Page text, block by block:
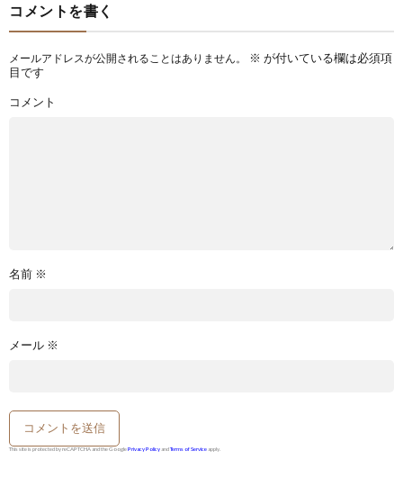
コメントを書く
メールアドレスが公開されることはありません。 ※ が付いている欄は必須項
目です
コメント
名前 ※
メール ※
This site is protected by reCAPTCHA and the GooglePrivacy Policy andTerms of Service apply.